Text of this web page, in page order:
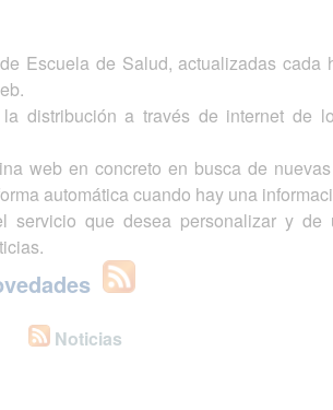
Escuela de Salud, actualizadas cada
distribución a través de internet de
web en concreto en busca de
automática cuando hay una
servicio que desea personalizar y de
Noticias